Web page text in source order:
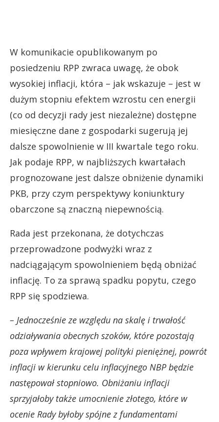
W komunikacie opublikowanym po
posiedzeniu RPP zwraca uwagę, że obok
wysokiej inflacji, która – jak wskazuje – jest w
dużym stopniu efektem wzrostu cen energii
(co od decyzji rady jest niezależne) dostępne
miesięczne dane z gospodarki sugerują jej
dalsze spowolnienie w III kwartale tego roku.
Jak podaje RPP, w najbliższych kwartałach
prognozowane jest dalsze obniżenie dynamiki
PKB, przy czym perspektywy koniunktury
obarczone są znaczną niepewnością.
Rada jest przekonana, że dotychczas
przeprowadzone podwyżki wraz z
nadciągającym spowolnieniem będą obniżać
inflację. To za sprawą spadku popytu, czego
RPP się spodziewa.
– Jednocześnie ze względu na skalę i trwałość
odziaływania obecnych szoków, które pozostają
poza wpływem krajowej polityki pieniężnej, powrót
inflacji w kierunku celu inflacyjnego NBP będzie
następował stopniowo. Obniżaniu inflacji
sprzyjałoby także umocnienie złotego, które w
ocenie Rady byłoby spójne z fundamentami